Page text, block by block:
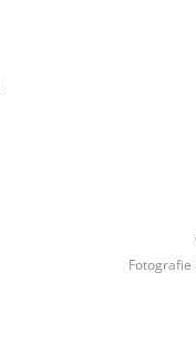
Fotografie